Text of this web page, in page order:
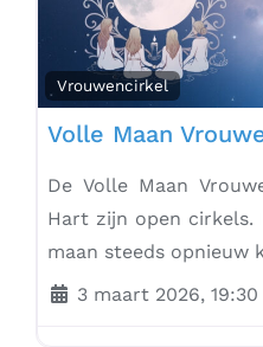
Vrouwencirkel
Volle Maan
De Volle Maan
Hart zijn open
maan steeds opnieuw
3 maart 2026, 19:30